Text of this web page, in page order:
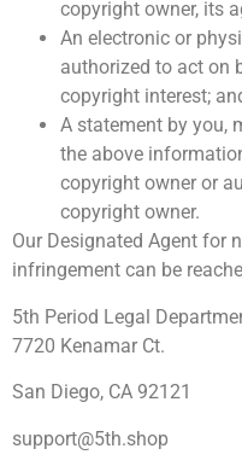
copyright owner, its
An electronic or
authorized to act on
copyright interest;
A statement by you,
the above
copyright owner or
copyright owner.
Our Designated Agent for
infringement can be
5th Period Legal
7720 Kenamar Ct.
San Diego, CA 92121
support@5th.shop